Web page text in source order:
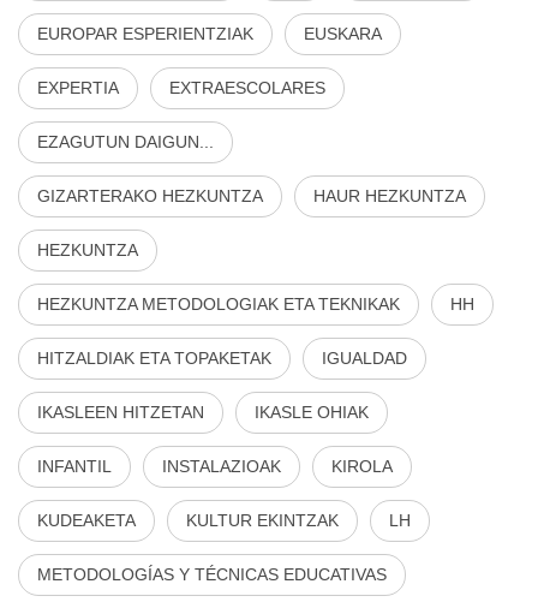
EUROPAR ESPERIENTZIAK EUSKARA
EXPERTIA EXTRAESCOLARES
EZAGUTUN DAIGUN...
GIZARTERAKO HEZKUNTZA HAUR HEZKUNTZA
HEZKUNTZA
HEZKUNTZA METODOLOGIAK ETA TEKNIKAK HH
HITZALDIAK ETA TOPAKETAK IGUALDAD
IKASLEEN HITZETAN IKASLE OHIAK
INFANTIL INSTALAZIOAK KIROLA
KUDEAKETA KULTUR EKINTZAK LH
METODOLOGÍAS Y TÉCNICAS EDUCATIVAS